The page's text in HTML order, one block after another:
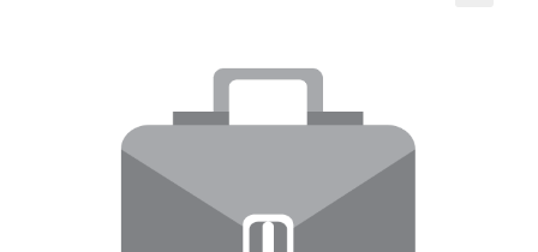
Компанийн удирдлагын бичиг баримт